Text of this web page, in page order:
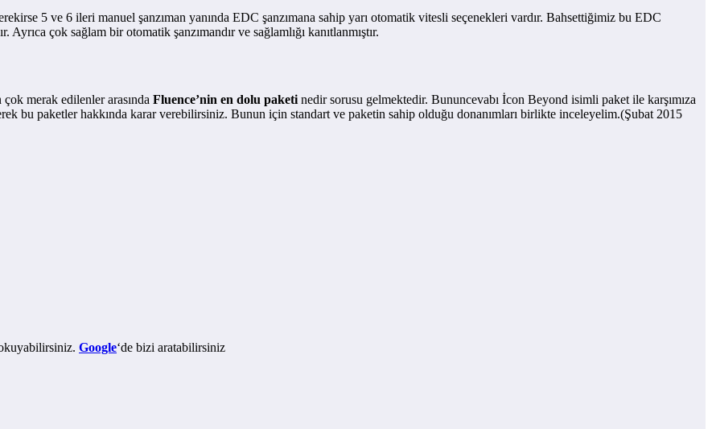
5 ve 6 ileri manuel şanzıman yanında EDC şanzımana sahip yarı otomatik vitesli seçenekleri vardır. Bahsettiğimiz bu EDC
Ayrıca çok sağlam bir otomatik şanzımandır ve sağlamlığı kanıtlanmıştır.
merak edilenler arasında Fluence’nin en dolu paketi nedir sorusu gelmektedir. Bununcevabı İcon Beyond isimli paket ile karşımıza
bu paketler hakkında karar verebilirsiniz. Bunun için standart ve paketin sahip olduğu donanımları birlikte inceleyelim.(Şubat 2015
Google‘de bizi aratabilirsiniz